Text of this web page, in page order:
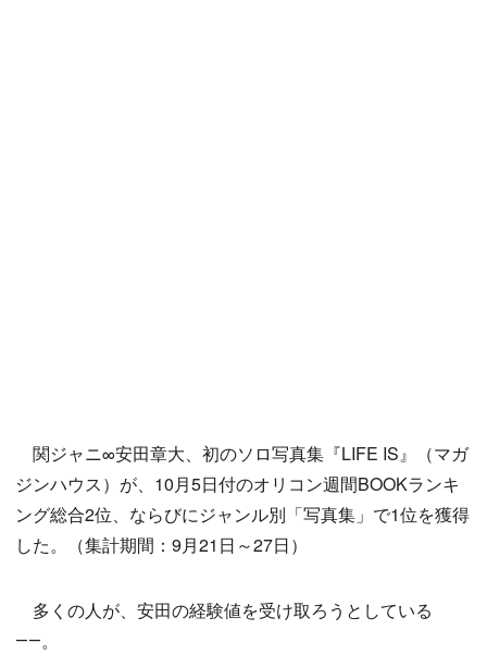
関ジャニ∞安田章大、初のソロ写真集『LIFE IS』（マガ
ジンハウス）が、10月5日付のオリコン週間BOOKランキ
ング総合2位、ならびにジャンル別「写真集」で1位を獲得
した。（集計期間：9月21日～27日）
多くの人が、安田の経験値を受け取ろうとしている
――。